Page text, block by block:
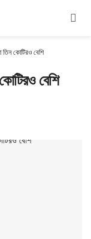
তিন কোটিরও বেশি
বেশি